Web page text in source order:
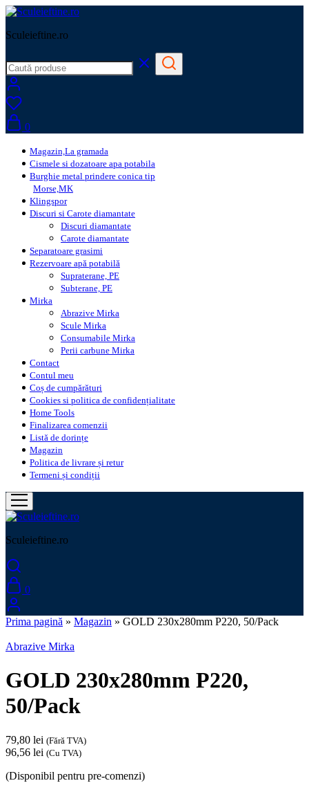
Sculeieftine.ro
0
Magazin,La gramada
Cismele si dozatoare apa potabila
Burghie metal prindere conica tip
Morse,MK
Klingspor
Discuri si Carote diamantate
Discuri diamantate
Carote diamantate
Separatoare grasimi
Rezervoare apă potabilă
Supraterane, PE
Subterane, PE
Mirka
Abrazive Mirka
Scule Mirka
Consumabile Mirka
Perii carbune Mirka
Contact
Contul meu
Coș de cumpărături
Cookies si politica de confidențialitate
Home Tools
Finalizarea comenzii
Listă de dorințe
Magazin
Politica de livrare și retur
Termeni și condiții
Sculeieftine.ro
0
Prima pagină » Magazin » GOLD 230x280mm P220, 50/Pack
Abrazive Mirka
GOLD 230x280mm P220,
50/Pack
79,80 lei (Fără TVA)
96,56 lei (Cu TVA)
(Disponibil pentru pre-comenzi)